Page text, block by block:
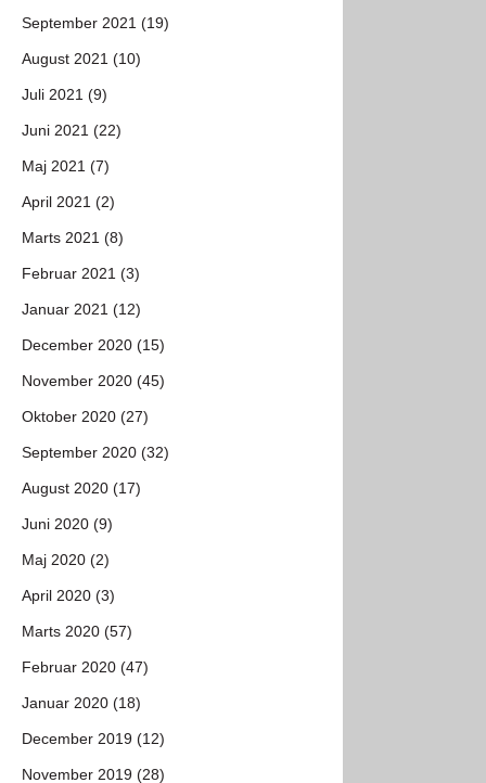
September 2021 (19)
August 2021 (10)
Juli 2021 (9)
Juni 2021 (22)
Maj 2021 (7)
April 2021 (2)
Marts 2021 (8)
Februar 2021 (3)
Januar 2021 (12)
December 2020 (15)
November 2020 (45)
Oktober 2020 (27)
September 2020 (32)
August 2020 (17)
Juni 2020 (9)
Maj 2020 (2)
April 2020 (3)
Marts 2020 (57)
Februar 2020 (47)
Januar 2020 (18)
December 2019 (12)
November 2019 (28)